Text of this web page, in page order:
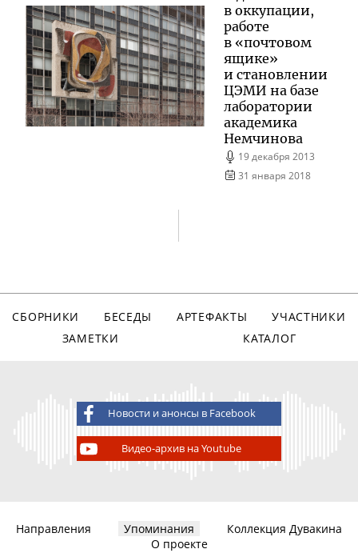
в оккупации,
работе
в «почтовом
ящике»
и становлении
ЦЭМИ на базе
лаборатории
академика
Немчинова
19 декабря 2013
31 января 2018
СБОРНИКИ БЕСЕДЫ АРТЕФАКТЫ
УЧАСТНИКИ
ЗАМЕТКИ
КАТАЛОГ
Новости и анонсы в Facebook
Видео-архив на Youtube
Направления Упоминания
Коллекция Дувакина
О проекте